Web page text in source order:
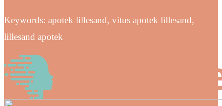
Keywords: apotek lillesand, vitus apotek lillesand,
lillesand apotek